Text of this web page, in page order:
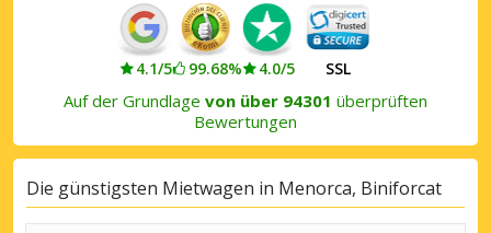
4.1/5 99.68% 4.0/5 SSL
Auf der Grundlage von über 94301 überprüften
Bewertungen
Die günstigsten Mietwagen in Menorca, Biniforcat